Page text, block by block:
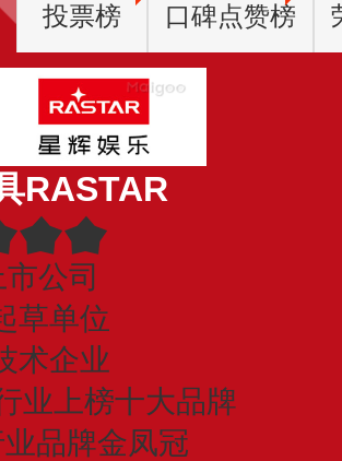
投票榜 口碑点赞榜
RASTAR
公司
草单位
术企业
业上榜十大品牌
品牌金凤冠